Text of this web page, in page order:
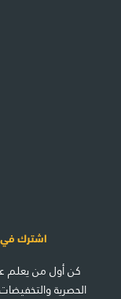
اشترك في
كن أول من يعلم
الحصرية